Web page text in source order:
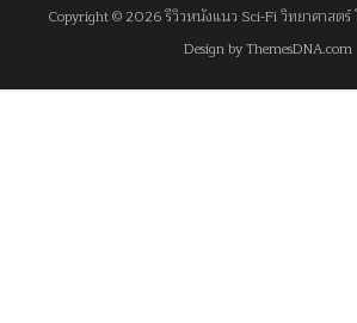
Copyright © 2026 รีวิวหนังแนว Sci-Fi วิทยาศาสต
Design by ThemesDNA.com